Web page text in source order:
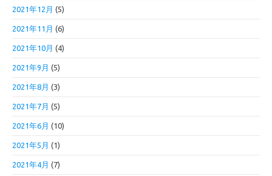
2021年12月 (5)
2021年11月 (6)
2021年10月 (4)
2021年9月 (5)
2021年8月 (3)
2021年7月 (5)
2021年6月 (10)
2021年5月 (1)
2021年4月 (7)